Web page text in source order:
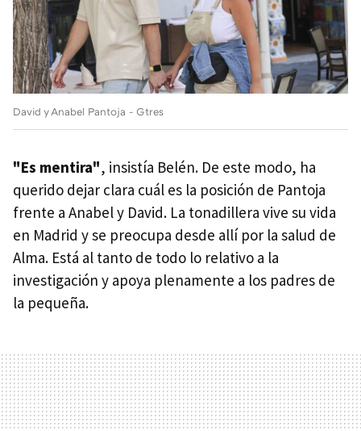
David y Anabel Pantoja - Gtres
"Es mentira", insistía Belén. De este modo, ha
querido dejar clara cuál es la posición de Pantoja
frente a Anabel y David. La tonadillera vive su vida
en Madrid y se preocupa desde allí por la salud de
Alma. Está al tanto de todo lo relativo a la
investigación y apoya plenamente a los padres de
la pequeña.